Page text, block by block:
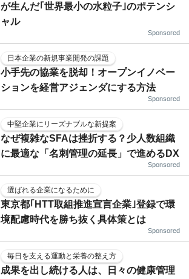
が生んだ｢世界最小の水粒子｣のポテンシ
ャル
Sponsored
日本企業の新規事業開発の課題
小手先の協業を脱却！オープンイノベー
ションを経営アジェンダにする方法
Sponsored
中堅企業にリーズナブルな新提案
なぜ複雑なSFAは挫折する？少人数組織
に最適な「名刺管理の延長」で進めるDX
Sponsored
選ばれる企業になるために
東京都｢HTT取組推進宣言企業｣登録で環
境配慮時代を勝ち抜く具体策とは
Sponsored
毎日を支える運動と栄養の整え方
成果を出し続ける人は、日々の健康管理